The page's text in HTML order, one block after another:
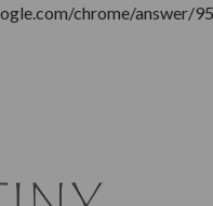
chrome/answer/